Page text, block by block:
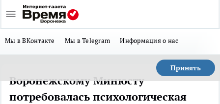
Мы в ВКонтакте Мы в Telegram Информация о нас
Принять
Воронежскому Минюсту
потребовалась психологическая